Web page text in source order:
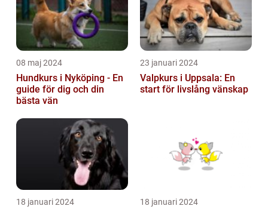
08 maj 2024
Hundkurs i Nyköping - En
guide för dig och din
bästa vän
23 januari 2024
Valpkurs i Uppsala: En
start för livslång vänskap
18 januari 2024 18 januari 2024